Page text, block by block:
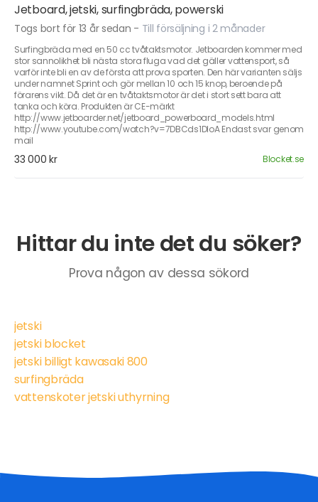
Jetboard, jetski, surfingbräda, powerski
Togs bort för 13 år sedan - Till försäljning i 2 månader
Surfingbräda med en 50 cc tvåtaktsmotor. Jetboarden kommer med
stor sannolikhet bli nästa stora fluga vad det gäller vattensport, så
varför inte bli en av de första att prova sporten. Den här varianten säljs
under namnet Sprint och gör mellan 10 och 15 knop, beroende på
förarens vikt. Då det är en tvåtaktsmotor är det i stort sett bara att
tanka och köra. Produkten är CE-märkt
http://www.jetboarder.net/jetboard_powerboard_models.html
http://www.youtube.com/watch?v=7DBCds1DIoA Endast svar genom
mail
33 000 kr Blocket.se
Hittar du inte det du söker?
Prova någon av dessa sökord
jetski
jetski blocket
jetski billigt kawasaki 800
surfingbräda
vattenskoter jetski uthyrning